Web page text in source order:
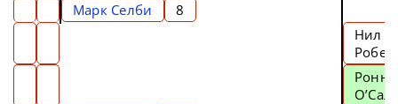
Марк Селби
8
Нил
Ронни